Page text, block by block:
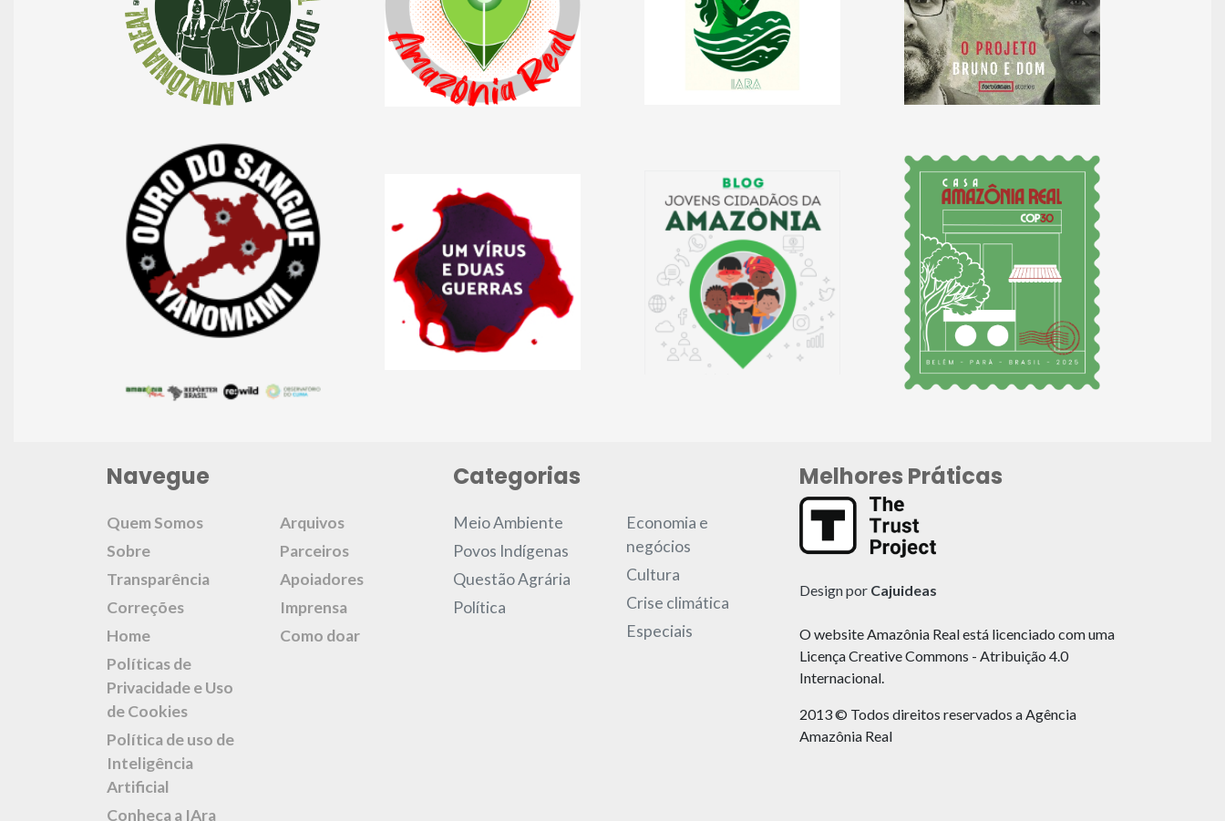
Navegue
Quem Somos
Sobre
Transparência
Correções
Home
Políticas de
Privacidade e Uso
de Cookies
Política de uso de
Inteligência
Artificial
Conheça a IAra
Arquivos
Parceiros
Apoiadores
Imprensa
Como doar
Categorias
Meio Ambiente
Povos Indígenas
Questão Agrária
Política
Economia e
negócios
Cultura
Crise climática
Especiais
Melhores Práticas
Design por Cajuideas
O website Amazônia Real está licenciado com uma
Licença Creative Commons - Atribuição 4.0
Internacional.
2013 © Todos direitos reservados a Agência
Amazônia Real